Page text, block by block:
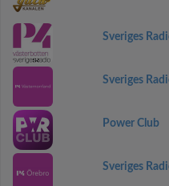
Sveriges
Sveriges
Power Club
Sveriges